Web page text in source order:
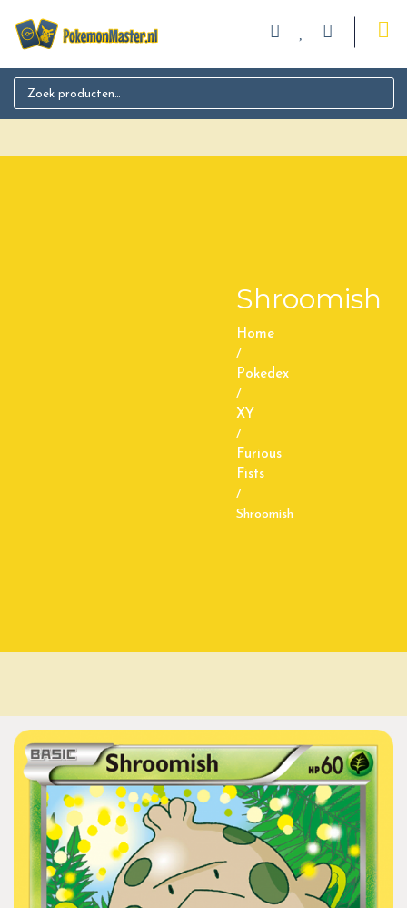
Search for:
Shroomish
Home
/
Pokedex
/
XY
/
Furious
Fists
/
Shroomish